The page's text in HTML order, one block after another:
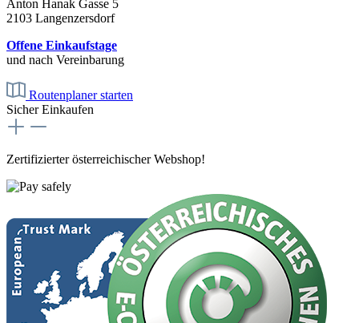
Anton Hanak Gasse 5
2103 Langenzersdorf
Offene Einkaufstage
und nach Vereinbarung
Routenplaner starten
Sicher Einkaufen
Zertifizierter österreichischer Webshop!